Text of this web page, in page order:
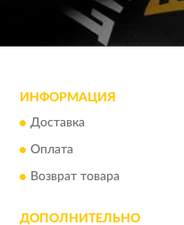
ИНФОРМАЦИЯ
Доставка
Оплата
Возврат товара
ДОПОЛНИТЕЛЬНО